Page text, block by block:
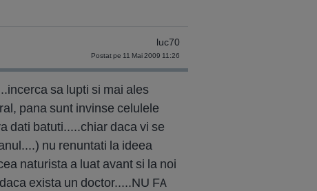
luc70
Postat pe 11 Mai 2009 11:26
sa lupti si mai ales
pana sunt invinse celulele
dati batuti.....chiar daca vi se
nu renuntati la ideea
naturista a luat avant si la noi
exista un doctor.....NU FA